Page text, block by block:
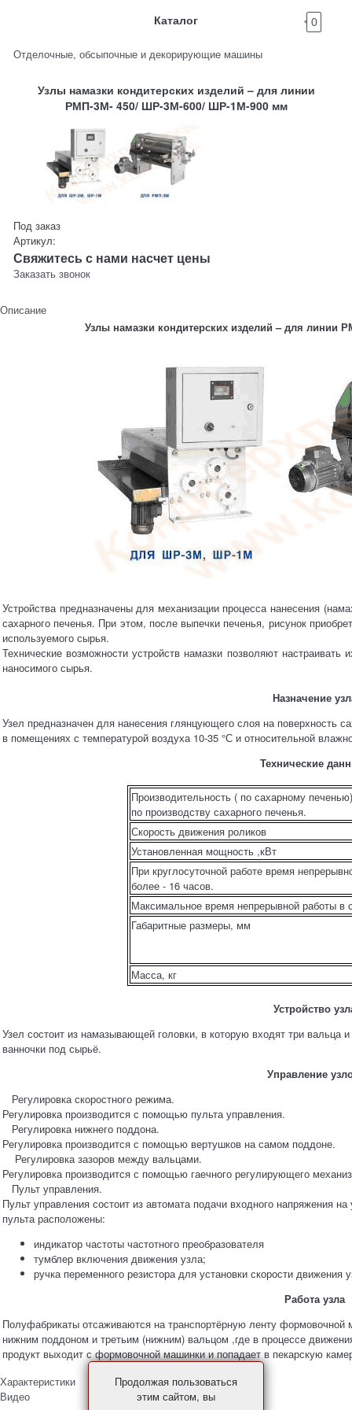
Каталог 0
Отделочные, обсыпочные и декорирующие машины
Узлы намазки кондитерских изделий – для линии
РМП-3М- 450/ ШР-3М-600/ ШР-1М-900 мм
Под заказ
Артикул:
Свяжитесь с нами насчет цены
Заказать звонок
Описание
Узлы намазки кондитерских изделий – для
Устройства предназначены для механизации процесса нанесения
сахарного печенья. При этом, после выпечки печенья, рисунок
используемого сырья.
Технические возможности устройств намазки позволяют
наносимого сырья.
Назначение
Узел предназначен для нанесения глянцующего слоя на поверхность
в помещениях с температурой воздуха 10-35 °С и относительной
Технические
Производительность ( по сахарному
по производству сахарного печенья.
Скорость движения роликов
Установленная мощность ,кВт
При круглосуточной работе время
более - 16 часов.
Максимальное время непрерывной работы в
Габаритные размеры, мм
Масса, кг
Устройство
Узел состоит из намазывающей головки, в которую входят три вальца
ванночки под сырьё.
Управление
Регулировка скоростного режима.
Регулировка производится с помощью пульта управления.
Регулировка нижнего поддона.
Регулировка производится с помощью вертушков на самом поддоне.
Регулировка зазоров между вальцами.
Регулировка производится с помощью гаечного регулирующего
Пульт управления.
Пульт управления состоит из автомата подачи входного напряжения
пульта расположены:
индикатор частоты частотного преобразователя
тумблер включения движения узла;
ручка переменного резистора для установки скорости движения
Работа узла
Полуфабрикаты отсаживаются на транспортёрную ленту
нижним поддоном и третьим (нижним) вальцом ,где в процессе
продукт выходит с формовочной машинки и попадает в пекарскую
Характеристики
Видео
Продолжая пользоваться
этим сайтом, вы